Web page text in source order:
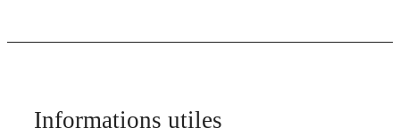
Informations utiles